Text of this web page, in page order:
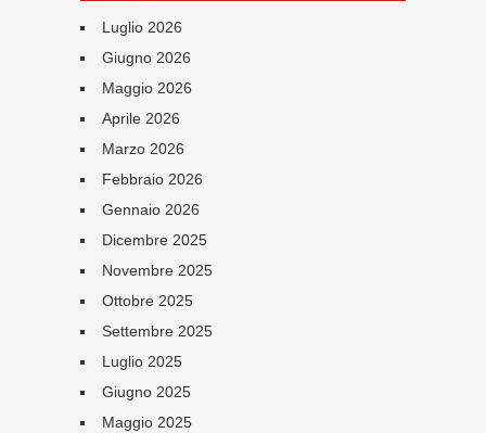
Luglio 2026
Giugno 2026
Maggio 2026
Aprile 2026
Marzo 2026
Febbraio 2026
Gennaio 2026
Dicembre 2025
Novembre 2025
Ottobre 2025
Settembre 2025
Luglio 2025
Giugno 2025
Maggio 2025